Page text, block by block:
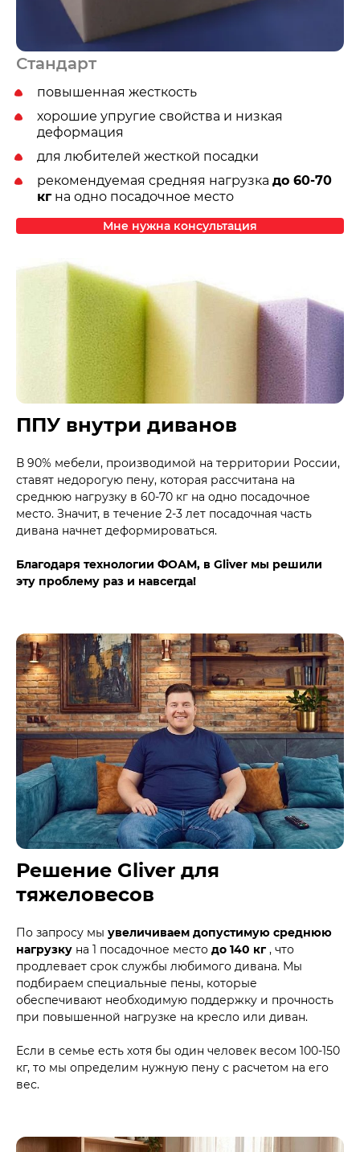
Стандарт
повышенная жесткость
хорошие упругие свойства и низкая
деформация
для любителей жесткой посадки
рекомендуемая средняя нагрузка до 60-70
кгна одно посадочное место
Мне нужна консультация
ППУ внутри диванов
В 90% мебели, производимой на территории России,
ставят недорогую пену, которая рассчитана на
среднюю нагрузку в 60-70 кг на одно посадочное
место. Значит, в течение 2-3 лет посадочная часть
дивана начнет деформироваться.
Благодаря технологии ФОАМ, в Gliver мы решили
эту проблему раз и навсегда!
Решение Gliver для
тяжеловесов
По запросу мы увеличиваем допустимую среднюю
нагрузку на 1 посадочное место до 140 кг , что
продлевает срок службы любимого дивана. Мы
подбираем специальные пены, которые
обеспечивают необходимую поддержку и прочность
при повышенной нагрузке на кресло или диван.
Если в семье есть хотя бы один человек весом 100-150
кг, то мы определим нужную пену с расчетом на его
вес.